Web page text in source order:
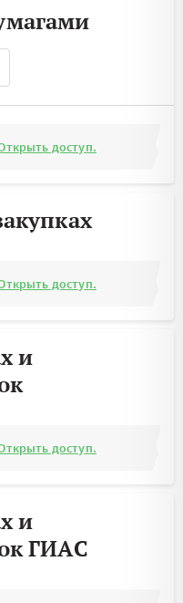
доступ.
доступ.
и
доступ.
и
ГИАС